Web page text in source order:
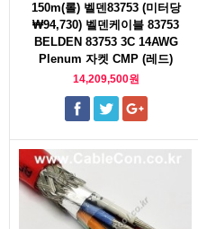
150m(롤) 벨덴83753 (미터당
₩94,730) 벨덴케이블 83753
BELDEN 83753 3C 14AWG
Plenum 자켓 CMP (레드)
14,209,500원